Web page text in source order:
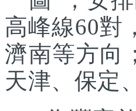
高峰線60對
濟南等方向
天津、保定